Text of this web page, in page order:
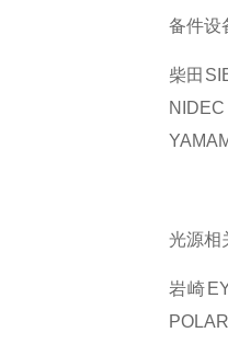
备件设
柴田
光源相
岩崎